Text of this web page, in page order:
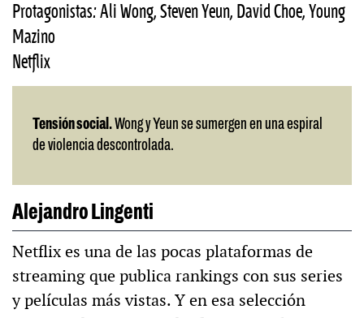
Protagonistas: Ali Wong, Steven Yeun, David Choe, Young
Mazino
Netflix
Tensión social.Wong y Yeun se sumergen en una espiral
de violencia descontrolada.
Alejandro Lingenti
Netflix es una de las pocas plataformas de
streaming que publica rankings con sus series
y películas más vistas. Y en esa selección